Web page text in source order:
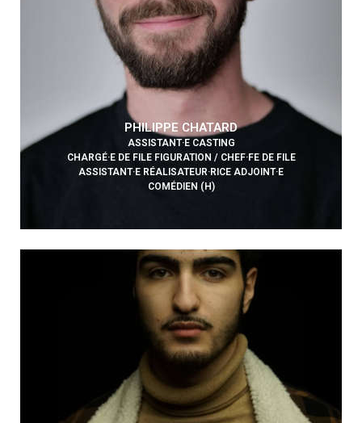
PHILIPPE CHATARD
ASSISTANT·E CASTING
CHARGÉ·E DE FILE FIGURATION / CHEF·FE DE FILE
ASSISTANT·E RÉALISATEUR·RICE ADJOINT·E
COMÉDIEN (H)